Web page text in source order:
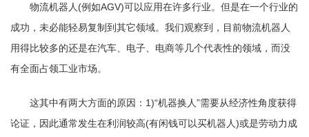
物流机器人(例如AGV)可以应用在许多行业。但是在一个行业的
成功，未必能轻易复制到其它领域。我们观察到，目前物流机器人
用得比较多的还是在汽车、电子、电商等几个代表性的领域，而没
有全面占领工业市场。
这其中有两大方面的原因：1)“机器换人”需要从经济性角度获得
论证，因此通常发生在利润较高(有闲钱可以买机器人)或是劳动力成